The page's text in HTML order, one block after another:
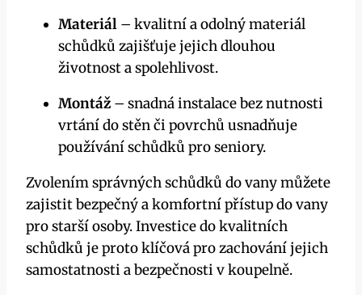
Materiál – kvalitní a odolný materiál
schůdků zajišťuje jejich dlouhou
životnost a spolehlivost.
Montáž – snadná instalace bez nutnosti
vrtání do stěn či povrchů usnadňuje
používání schůdků pro seniory.
Zvolením správných schůdků do vany můžete
zajistit bezpečný a komfortní přístup do vany
pro starší osoby. Investice do kvalitních
schůdků je proto klíčová pro zachování jejich
samostatnosti a bezpečnosti v koupelně.